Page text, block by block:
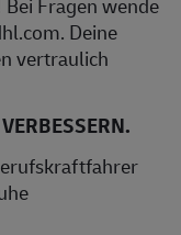
Deine
vertraulich